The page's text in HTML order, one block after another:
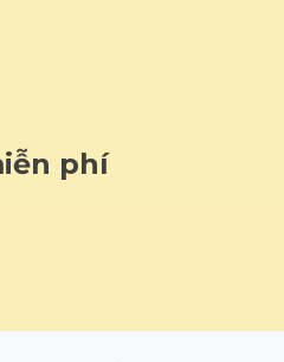
phí